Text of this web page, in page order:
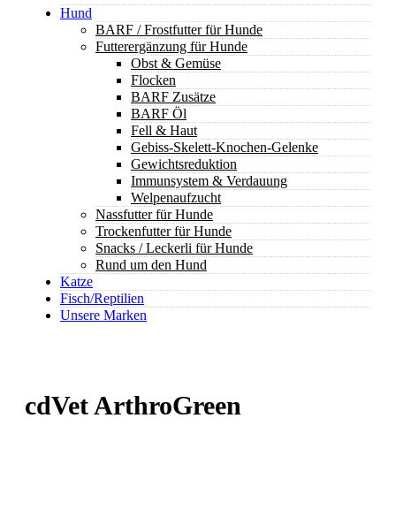
Hund
BARF / Frostfutter für Hunde
Futterergänzung für Hunde
Obst & Gemüse
Flocken
BARF Zusätze
BARF Öl
Fell & Haut
Gebiss-Skelett-Knochen-Gelenke
Gewichtsreduktion
Immunsystem & Verdauung
Welpenaufzucht
Nassfutter für Hunde
Trockenfutter für Hunde
Snacks / Leckerli für Hunde
Rund um den Hund
Katze
Fisch/Reptilien
Unsere Marken
cdVet ArthroGreen